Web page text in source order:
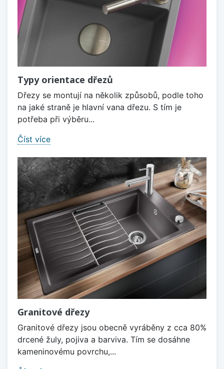
Typy orientace dřezů
Dřezy se montují na několik způsobů, podle toho
na jaké straně je hlavní vana dřezu. S tím je
potřeba při výběru...
Číst více
Granitové dřezy
Granitové dřezy jsou obecně vyráběny z cca 80%
drcené žuly, pojiva a barviva. Tím se dosáhne
kameninovému povrchu,...